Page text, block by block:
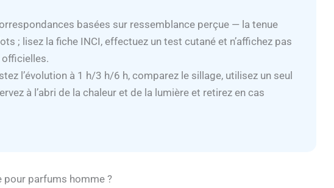
basées sur ressemblance perçue — la tenue
; lisez la fiche INCI, effectuez un test cutané et n’affichez pas
l’évolution à 1 h/3 h/6 h, comparez le sillage, utilisez un seul
à l’abri de la chaleur et de la lumière et retirez en cas
pour parfums homme ?